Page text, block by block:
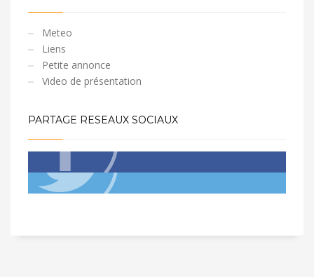
Meteo
Liens
Petite annonce
Video de présentation
PARTAGE RESEAUX SOCIAUX